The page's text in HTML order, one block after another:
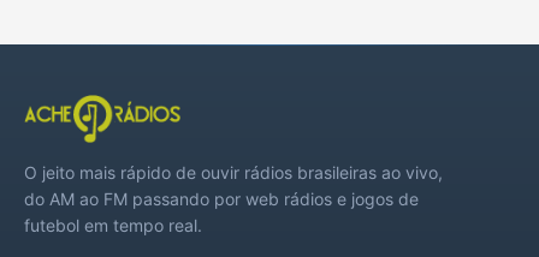
O jeito mais rápido de ouvir rádios brasileiras ao vivo,
do AM ao FM passando por web rádios e jogos de
futebol em tempo real.